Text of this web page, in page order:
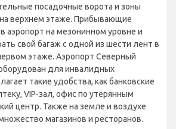
посадочные ворота и зоны
верхнем этаже. Прибывающие
аэропорт на мезонинном уровне и
свой багаж с одной из шести лент в
этаже. Аэропорт Северный
для инвалидных
такие удобства, как банковские
VIP-зал, офис по утерянным
центр. Также на земле и воздухе
магазинов и ресторанов.